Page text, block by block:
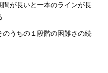
間が長いと一本のラインが長
うちの１段階の困難さの続